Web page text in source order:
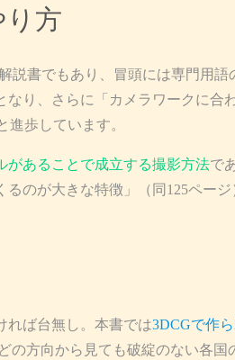
方
書でもあり、冒頭には専門用語
り、さらに「カメラワークに合
歩しています。
があることで成立する撮影方法で
のが大きな特徴」（同125ペー
ば台無し。本書では3DCGで作
の方向から見ても破綻のない各